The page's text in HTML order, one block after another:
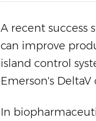
A recent success
can improve
island control
Emerson's
In